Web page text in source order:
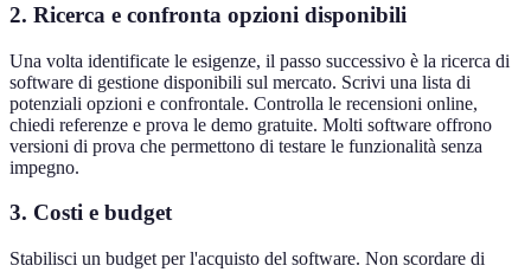
2. Ricerca e confronta opzioni disponibili
Una volta identificate le esigenze, il passo successivo è la ricerca di
software di gestione disponibili sul mercato. Scrivi una lista di
potenziali opzioni e confrontale. Controlla le recensioni online,
chiedi referenze e prova le demo gratuite. Molti software offrono
versioni di prova che permettono di testare le funzionalità senza
impegno.
3. Costi e budget
Stabilisci un budget per l'acquisto del software. Non scordare di